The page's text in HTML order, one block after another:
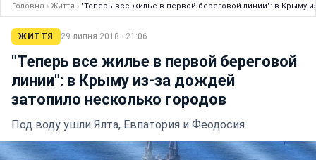
Головна › Життя › "Теперь все жилье в первой береговой линии": в Крыму
ЖИТТЯ 29 липня 2018 · 21:06
"Теперь все жилье в первой береговой
линии": в Крыму из-за дождей
затопило несколько городов
Под воду ушли Ялта, Евпатория и Феодосия